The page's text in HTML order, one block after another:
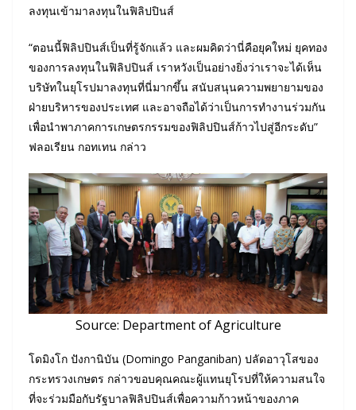
ลงทุนเข้ามาลงทุนในฟิลิปปินส์
“ตอนนี้ฟิลิปปินส์เป็นที่รู้จักแล้ว และผมคิดว่านี่คือยุคใหม่ ยุคทอง
ของการลงทุนในฟิลิปปินส์ เราหวังเป็นอย่างยิ่งว่าเราจะได้เห็น
บริษัทในยุโรปมาลงทุนที่นี่มากขึ้น สนับสนุนความพยายามของ
ฝ่ายบริหารของประเทศ และอาจถือได้ว่าเป็นการทำงานร่วมกัน
เพื่อนำพาภาคการเกษตรกรรมของฟิลิปปินส์ก้าวไปสู่อีกระดับ”
ฟลอเรียน กอทเทน กล่าว
Source: Department of Agriculture
โดมิงโก ปังกานิบัน (Domingo Panganiban) ปลัดอาวุโสของ
กระทรวงเกษตร กล่าวขอบคุณคณะผู้แทนยุโรปที่ให้ความสนใจ
ที่จะร่วมมือกับรัฐบาลฟิลิปปินส์เพื่อความก้าวหน้าของภาค